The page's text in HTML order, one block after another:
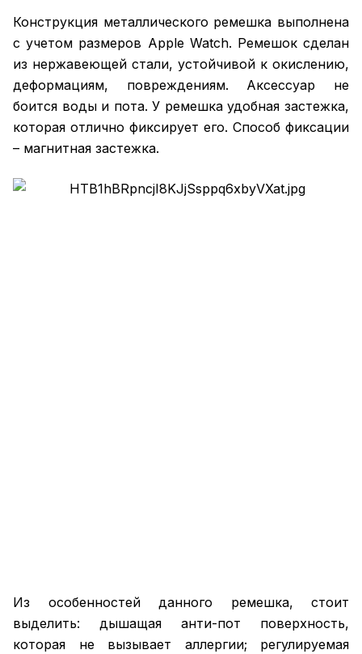
Конструкция металлического ремешка выполнена
с учетом размеров Apple Watch. Ремешок сделан
из нержавеющей стали, устойчивой к окислению,
деформациям, повреждениям. Аксессуар не
боится воды и пота. У ремешка удобная застежка,
которая отлично фиксирует его. Способ фиксации
– магнитная застежка.
Из особенностей данного ремешка, стоит
выделить: дышащая анти-пот поверхность,
которая не вызывает аллергии; регулируемая